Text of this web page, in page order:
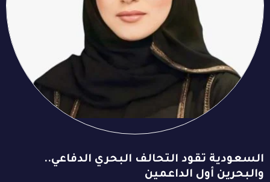
السعودية تقود التحالف البحري الدفاعي..
والبحرين أول الداعمين